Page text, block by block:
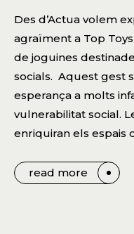
Des d’Actua volem
agraïment a Top
de joguines
socials. Aquest gest
esperança a molts
vulnerabilitat social.
enriquiran els espais
read more